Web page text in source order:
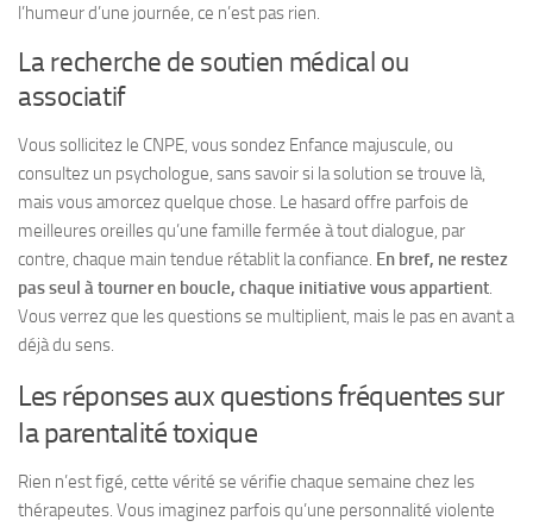
l’humeur d’une journée, ce n’est pas rien.
La recherche de soutien médical ou
associatif
Vous sollicitez le CNPE, vous sondez Enfance majuscule, ou
consultez un psychologue, sans savoir si la solution se trouve là,
mais vous amorcez quelque chose. Le hasard offre parfois de
meilleures oreilles qu’une famille fermée à tout dialogue, par
contre, chaque main tendue rétablit la confiance. En bref, ne restez
pas seul à tourner en boucle, chaque initiative vous appartient.
Vous verrez que les questions se multiplient, mais le pas en avant a
déjà du sens.
Les réponses aux questions fréquentes sur
la parentalité toxique
Rien n’est figé, cette vérité se vérifie chaque semaine chez les
thérapeutes. Vous imaginez parfois qu’une personnalité violente